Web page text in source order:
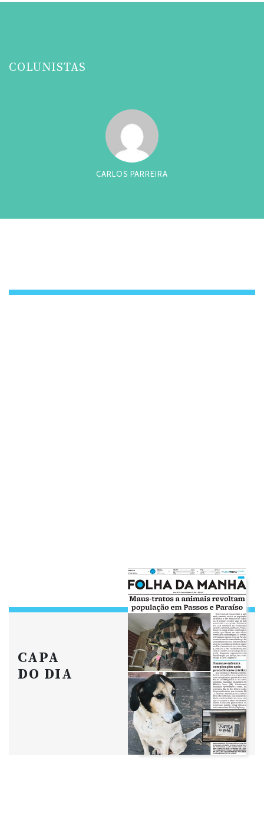
COLUNISTAS
CARLOS PARREIRA
CAPA
DO DIA